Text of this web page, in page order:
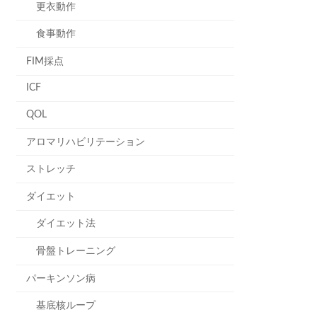
更衣動作
食事動作
FIM採点
ICF
QOL
アロマリハビリテーション
ストレッチ
ダイエット
ダイエット法
骨盤トレーニング
パーキンソン病
基底核ループ